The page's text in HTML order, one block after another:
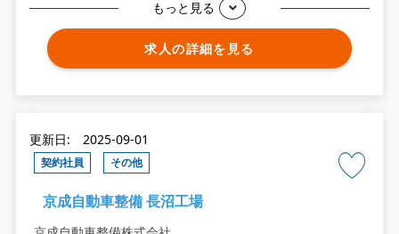
もっと見る
求人の詳細を見る
更新日: 2025-09-01
契約社員 その他
京成自動車整備 長沼工場